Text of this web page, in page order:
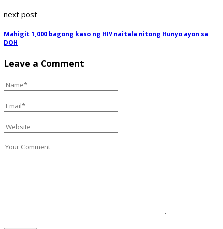
next post
Mahigit 1,000 bagong kaso ng HIV naitala nitong Hunyo ayon sa
DOH
Leave a Comment